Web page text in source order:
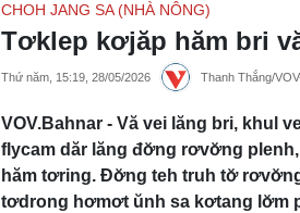
CHOH JANG SA (NHÀ NÔNG)
Tơklep kơjăp hăm bri
Thứ năm, 15:19, 28/05/2026 Thanh Thắng/
VOV.Bahnar - Vă vei lăng bri, khul
flycam dăr lăng đơ̆ng rơvơ̆ng
hăm tơring. Đơ̆ng teh truh tơ̆
tơdrong hơmơt ŭnh sa kơtang lơ̆m